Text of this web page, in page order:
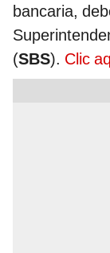
bancaria,
(SBS). Clic